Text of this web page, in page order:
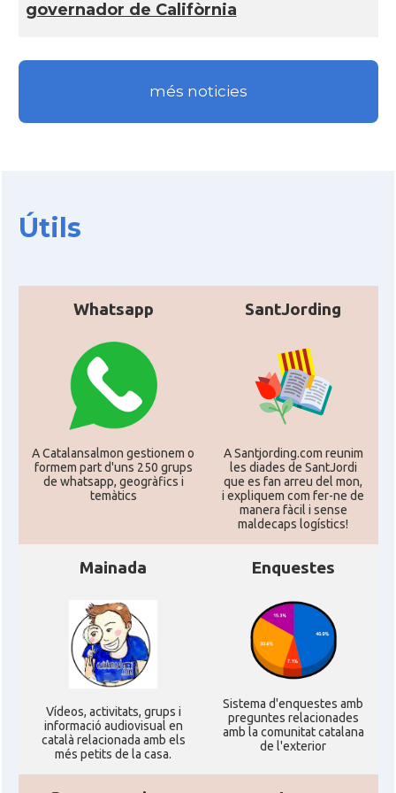
Consolat Consolat general a Boston
Consolat Consolat general a Houston
Consolat
Consolat Consolat general a Washington
d'Amèrica
* + ambaixades i consolats
governador de Califòrnia
més noticies
Útils
Whatsapp
A Catalansalmon gestionem o
formem part d'uns 250 grups
de whatsapp, geogràfics i
temàtics
SantJording
A Santjording.com reunim
les diades de SantJordi
que es fan arreu del mon,
i expliquem com fer-ne de
manera fàcil i sense
maldecaps logí­stics!
Mainada
Ví­deos, activitats, grups i
informació audiovisual en
català relacionada amb els
més petits de la casa.
Enquestes
Sistema d'enquestes amb
preguntes relacionades
amb la comunitat catalana
de l'exterior